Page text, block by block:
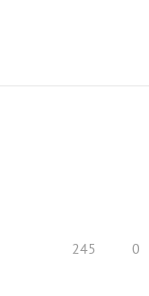
245 0